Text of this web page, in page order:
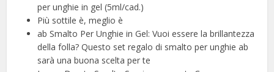
per unghie in gel (5ml/cad.)
Più sottile è, meglio è
ab Smalto Per Unghie in Gel: Vuoi essere la brillantezza
della folla? Questo set regalo di smalto per unghie ab
sarà una buona scelta per te